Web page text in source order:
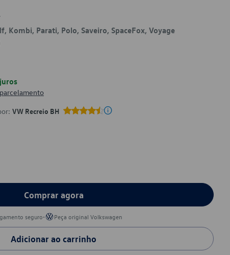
Kombi, Parati, Polo, Saveiro, SpaceFox, Voyage
VW Recreio BH
Comprar agora
seguro• Peça original Volkswagen
Adicionar ao carrinho